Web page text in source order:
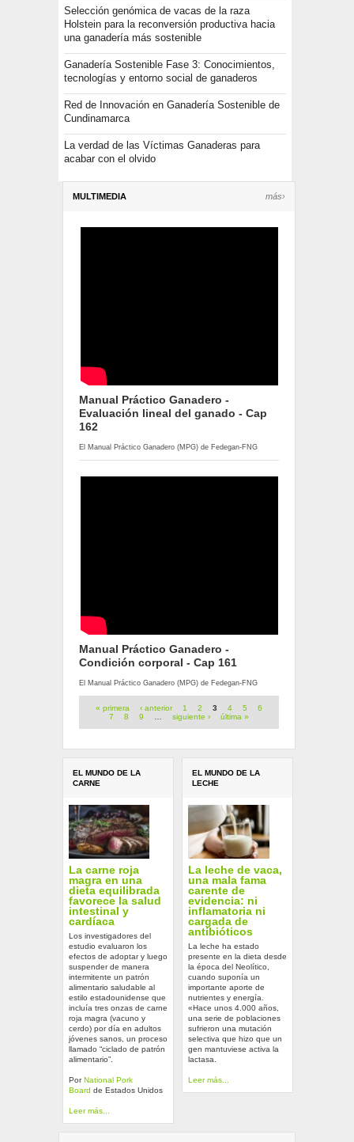
Selección genómica de vacas de la raza
Holstein para la reconversión productiva hacia
una ganadería más sostenible
Ganadería Sostenible Fase 3: Conocimientos,
tecnologías y entorno social de ganaderos
Red de Innovación en Ganadería Sostenible de
Cundinamarca
La verdad de las Víctimas Ganaderas para
acabar con el olvido
MULTIMEDIA más›
Manual Práctico Ganadero -
Evaluación lineal del ganado - Cap
162
El Manual Práctico Ganadero (MPG) de Fedegan-FNG
Manual Práctico Ganadero -
Condición corporal - Cap 161
El Manual Práctico Ganadero (MPG) de Fedegan-FNG
Páginas
« primera ‹ anterior 1 2 3 4 5
6
7
8 9 … siguiente › última »
EL MUNDO DE LA
CARNE
La carne roja
magra en una
dieta equilibrada
favorece la salud
intestinal y
cardíaca
Los investigadores del
estudio evaluaron los
efectos de adoptar y luego
suspender de manera
intermitente un patrón
alimentario saludable al
estilo estadounidense que
incluía tres onzas de carne
roja magra (vacuno y
cerdo) por día en adultos
jóvenes sanos, un proceso
llamado “ciclado de patrón
alimentario”.
PorNational Pork
Board de Estados Unidos
Leer más...
EL MUNDO DE LA
LECHE
La leche de vaca,
una mala fama
carente de
evidencia: ni
inflamatoria ni
cargada de
antibióticos
La leche ha estado
presente en la dieta desde
la época del Neolítico,
cuando suponía un
importante aporte de
nutrientes y energía.
«Hace unos 4.000 años,
una serie de poblaciones
sufrieron una mutación
selectiva que hizo que un
gen mantuviese activa la
lactasa.
Leer más...